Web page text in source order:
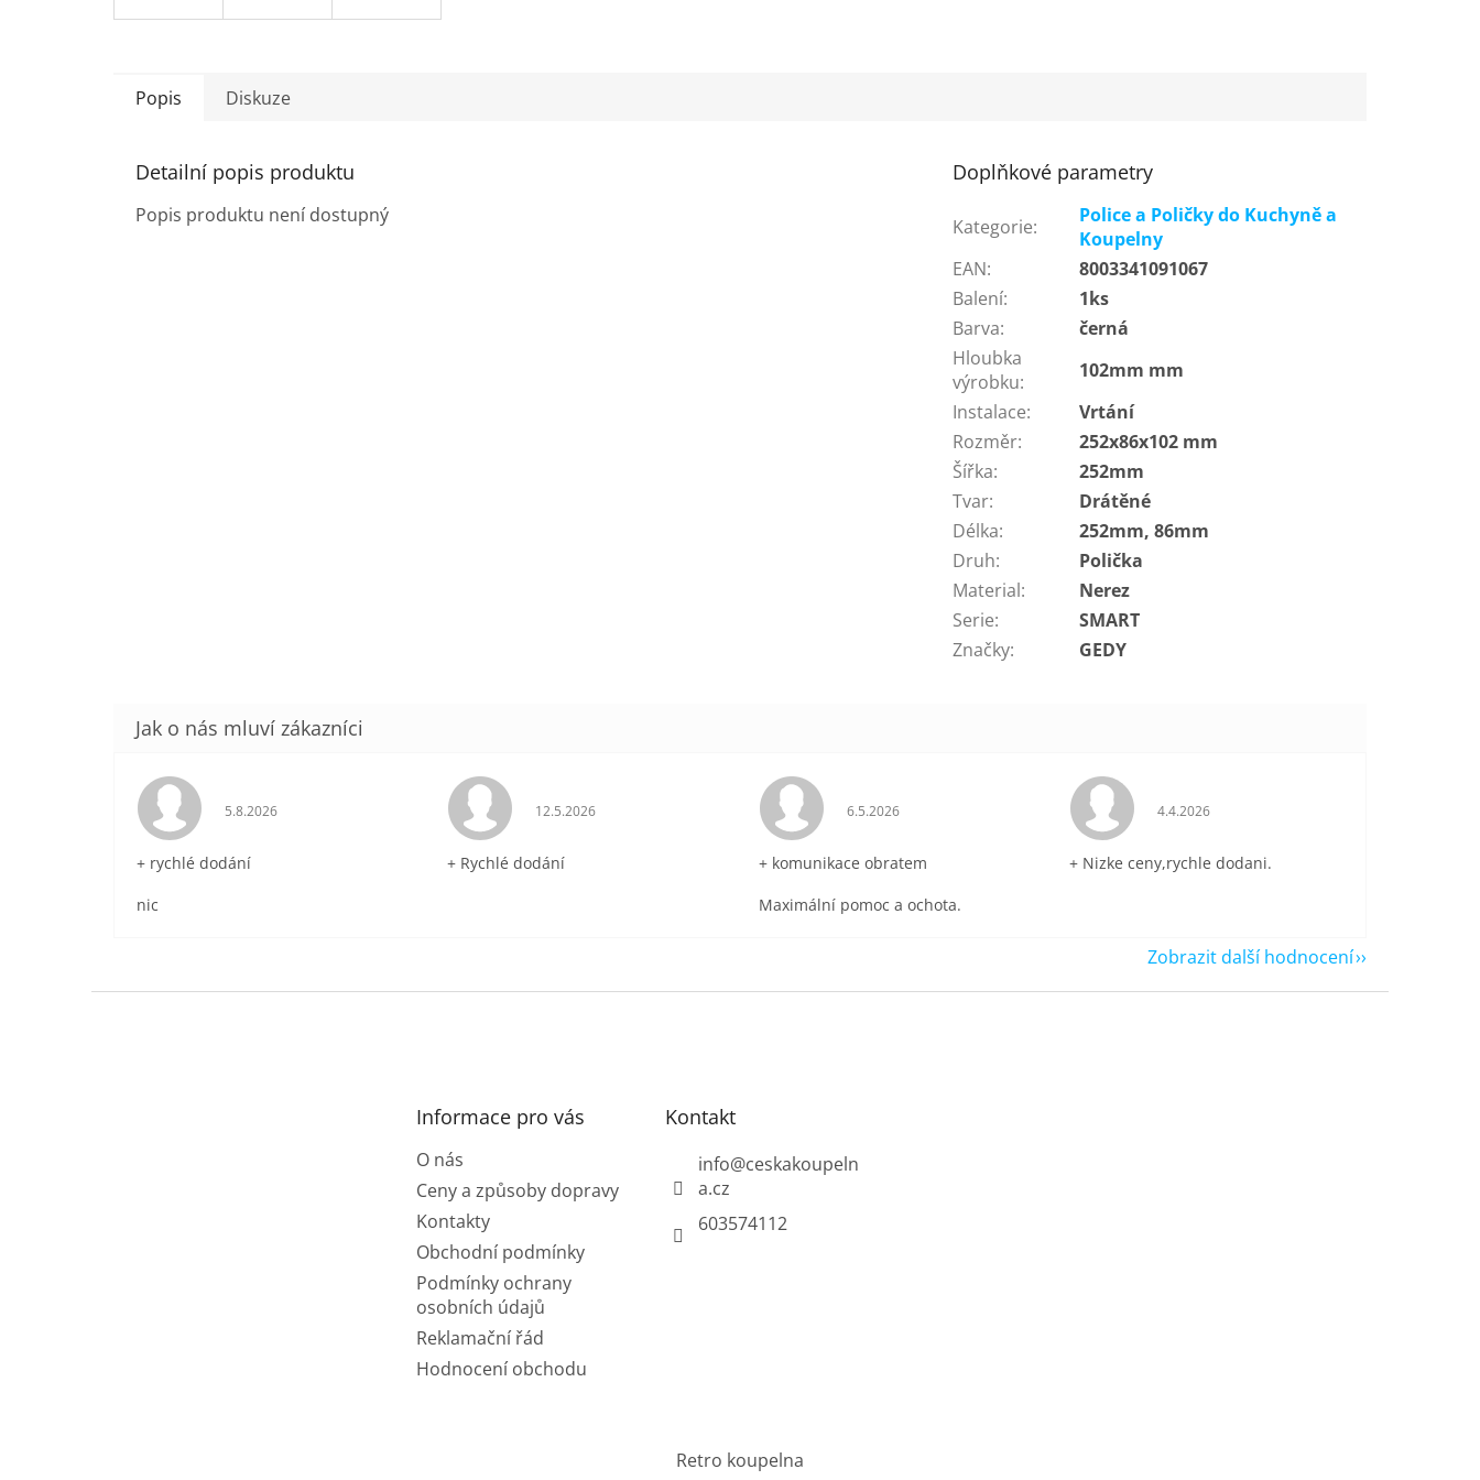
Popis Diskuze
Detailní popis produktu
Popis produktu není dostupný
Doplňkové parametry
Kategorie:
Police a Poličky do Kuchyně a
Koupelny
EAN:
8003341091067
Balení:
1ks
Barva:
černá
Hloubka
výrobku:
102mm mm
Instalace:
Vrtání
Rozměr:
252x86x102 mm
Šířka:
252mm
Tvar:
Drátěné
Délka:
252mm, 86mm
Druh:
Polička
Material:
Nerez
Serie:
SMART
Značky: GEDY
Hodnocení obchodu je 5 z 5 hvězdiček.
5.8.2026
+ rychlé dodání
nic
Hodnocení obchodu je 5 z 5 hvězdiček.
12.5.2026
+ Rychlé dodání
Hodnocení obchodu je 5 z 5 hvězdiček.
6.5.2026
+ komunikace obratem
Maximální pomoc a ochota.
Hodnocení obchodu je 5 z 5 hvězdiček.
4.4.2026
+ Nizke ceny,rychle dodani.
Zobrazit další hodnocení
Informace pro vás
O nás
Ceny a způsoby dopravy
Kontakty
Obchodní podmínky
Podmínky ochrany
osobních údajů
Reklamační řád
Hodnocení obchodu
Kontakt
info@ceskakoupeln
a.cz
603574112
Retro koupelna